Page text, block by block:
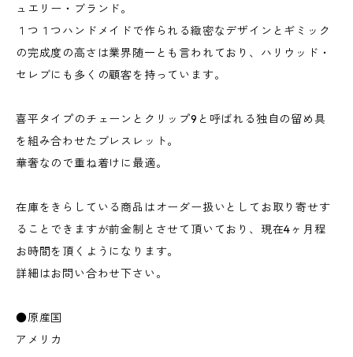
ュエリー・ブランド。
１つ１つハンドメイドで作られる緻密なデザインとギミック
の完成度の高さは業界随一とも言われており、ハリウッド・
セレブにも多くの顧客を持っています。
喜平タイプのチェーンとクリップ9と呼ばれる独自の留め具
を組み合わせたブレスレット。
華奢なので重ね着けに最適。
在庫をきらしている商品はオーダー扱いとしてお取り寄せす
ることできますが前金制とさせて頂いており、現在4ヶ月程
お時間を頂くようになります。
詳細はお問い合わせ下さい。
●原産国
アメリカ